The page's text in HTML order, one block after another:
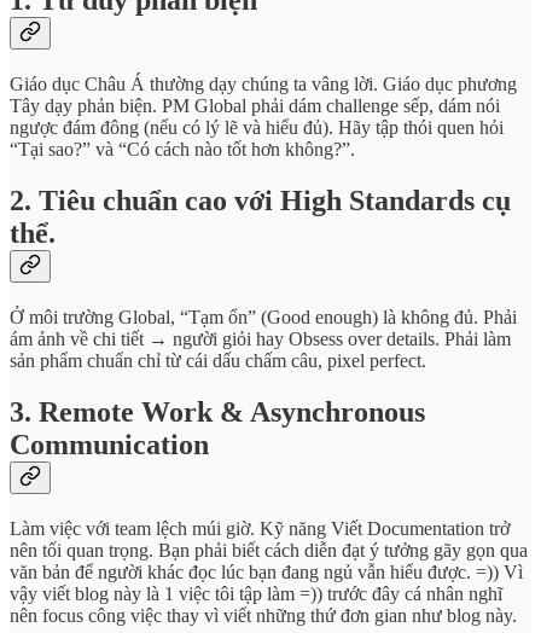
Giáo dục Châu Á thường dạy chúng ta vâng lời. Giáo dục phương
Tây dạy phản biện. PM Global phải dám challenge sếp, dám nói
ngược đám đông (nếu có lý lẽ và hiểu đủ). Hãy tập thói quen hỏi
“Tại sao?” và “Có cách nào tốt hơn không?”.
2. Tiêu chuẩn cao với High Standards cụ
thể.
Ở môi trường Global, “Tạm ổn” (Good enough) là không đủ. Phải
ám ảnh về chi tiết → người giỏi hay Obsess over details. Phải làm
sản phẩm chuẩn chỉ từ cái dấu chấm câu, pixel perfect.
3. Remote Work & Asynchronous
Communication
Làm việc với team lệch múi giờ. Kỹ năng Viết Documentation trở
nên tối quan trọng. Bạn phải biết cách diễn đạt ý tưởng gãy gọn qua
văn bản để người khác đọc lúc bạn đang ngủ vẫn hiểu được. =)) Vì
vậy viết blog này là 1 việc tôi tập làm =)) trước đây cá nhân nghĩ
nên focus công việc thay vì viết những thứ đơn gian như blog này.